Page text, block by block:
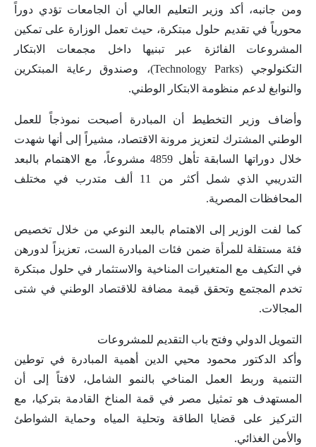
ومن جانبه، أكد وزير التعليم العالي أن الجامعات تؤدي دوراً
محورياً في تقديم حلول مبتكرة، حيث تعمل الوزارة على تمكين
المشروعات الفائزة عبر تبنيها داخل مجمعات الابتكار
التكنولوجي (Technology Parks)، وصندوق رعاية المبتكرين
والنوابغ لدعم منظومة الابتكار الوطني.
وأضاف وزير التخطيط أن المبادرة أصبحت نموذجاً للعمل
الوطني المشترك لتعزيز مرونة الاقتصاد، مشيراً إلى أنها شهدت
خلال دوراتها السابقة تأهل 4859 مشروعاً، مع الاهتمام بالبعد
التدريبي الذي شمل أكثر من 11 ألف متدرب في مختلف
المحافظات المصرية.
كما لفت الوزير إلى الاهتمام بالبعد النوعي من خلال تخصيص
فئة مستقلة للمرأة ضمن فئات المبادرة الست، تعزيزاً لدورهن
في التكيف مع المتغيرات المناخية والاستثمار في حلول مبتكرة
تخدم المجتمع وتحقق قيمة مضافة للاقتصاد الوطني في شتى
المجالات.
التمويل الدولي وفتح باب التقديم للمشروعات
وأكد الدكتور محمود محيي الدين أهمية المبادرة في توطين
التنمية وربط العمل المناخي بالنمو الشامل، لافتاً إلى أن
المستهدف هو تمثيل مصر في قمة المناخ القادمة بتركيا، مع
التركيز على قضايا الطاقة وتحلية المياه وحماية الشواطئ
والأمن الغذائي.